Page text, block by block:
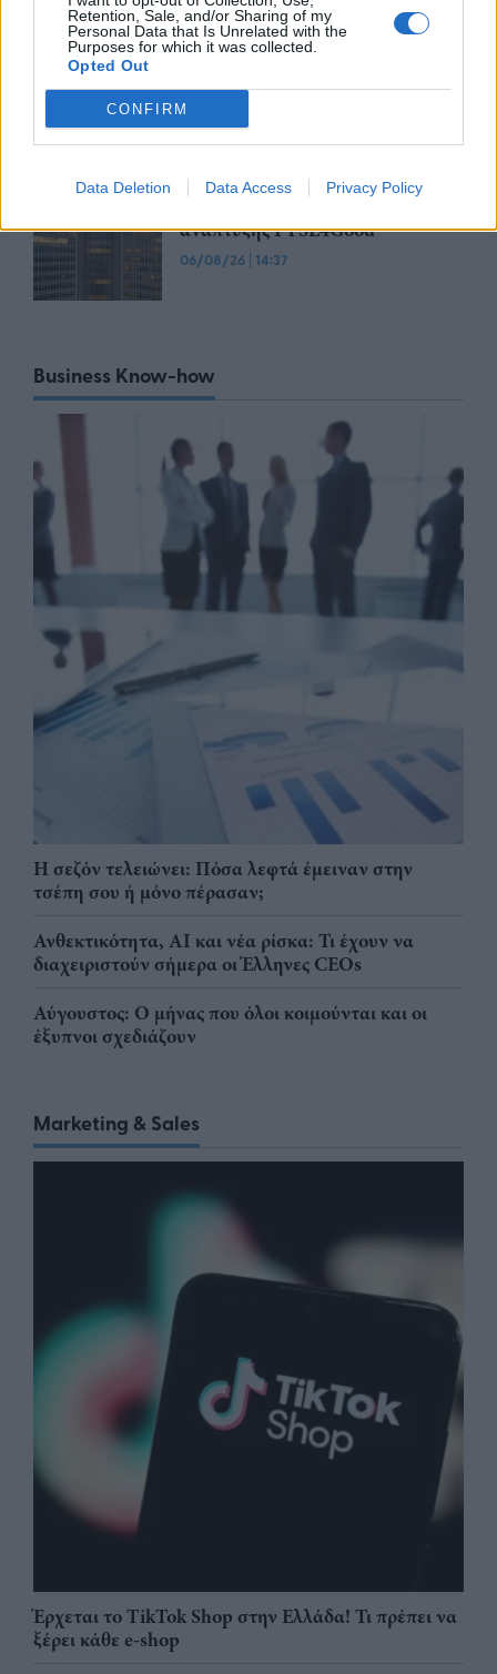
Retention, Sale, and/or Sharing of my
Personal Data that Is Unrelated with the
Purposes for which it was collected.
Opted Out
CONFIRM
Data Deletion Data Access Privacy Policy
ΟΛΘ: Νέα επένδυση σε σύγχρονο
εξοπλισμό για μεγαλύτερη
αποδοτικότητα και
αναβαθμισμένες υπηρεσίες
ΟΤΕ: Για 8η συνεχόμενη χρονιά
ανάπτυξης FTSE4Good
06/08/26 | 14:37
Business Know-how
Η σεζόν τελειώνει: Πόσα λεφτά έμειναν στην
τσέπη σου ή μόνο πέρασαν;
Ανθεκτικότητα, AI και νέα ρίσκα: Τι έχουν να
διαχειριστούν σήμερα οι Έλληνες CEOs
Αύγουστος: Ο μήνας που όλοι κοιμούνται και οι
έξυπνοι σχεδιάζουν
Marketing & Sales
Έρχεται το TikTok Shop στην Ελλάδα! Τι πρέπει να
ξέρει κάθε e-shop